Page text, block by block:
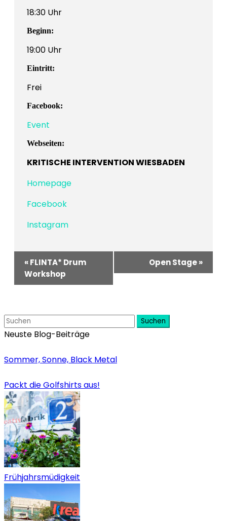
18:30 Uhr
Beginn:
19:00 Uhr
Eintritt:
Frei
Facebook:
Event
Webseiten:
KRITISCHE INTERVENTION WIESBADEN
Homepage
Facebook
Instagram
Veranstaltung-
Navigation
«FLINTA* Drum
Workshop
Open Stage»
Suchen
Neuste Blog-Beiträge
Sommer, Sonne, Black Metal
Packt die Golfshirts aus!
Frühjahrsmüdigkeit